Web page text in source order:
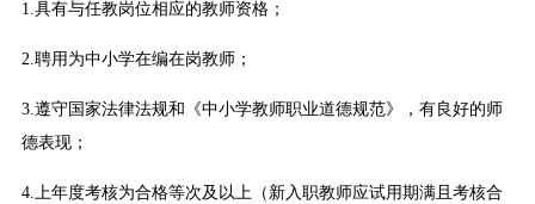
1.具有与任教岗位相应的教师资格；
2.聘用为中小学在编在岗教师；
3.遵守国家法律法规和《中小学教师职业道德规范》，有良好的师
德表现；
4.上年度考核为合格等次及以上（新入职教师应试用期满且考核合